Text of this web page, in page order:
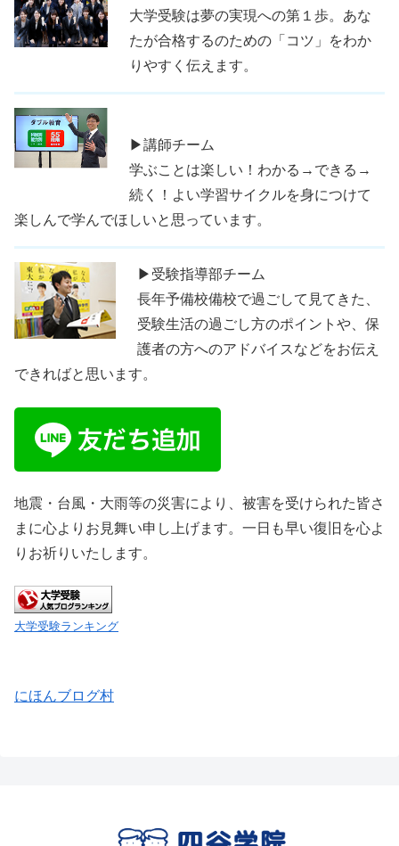
大学受験は夢の実現への第１歩。あな
たが合格するのための「コツ」をわか
りやすく伝えます。
▶講師チーム
学ぶことは楽しい！わかる→できる→
続く！よい学習サイクルを身につけて
楽しんで学んでほしいと思っています。
▶受験指導部チーム
長年予備校備校で過ごして見てきた、
受験生活の過ごし方のポイントや、保
護者の方へのアドバイスなどをお伝え
できればと思います。
地震・台風・大雨等の災害により、被害を受けられた皆さ
まに心よりお見舞い申し上げます。一日も早い復旧を心よ
りお祈りいたします。
大学受験ランキング
にほんブログ村